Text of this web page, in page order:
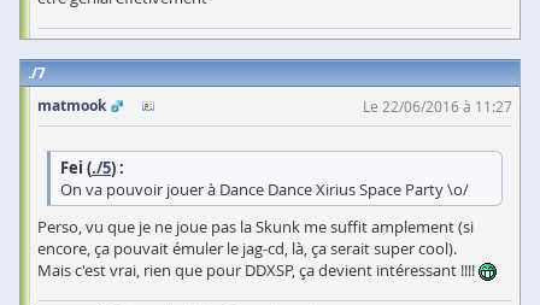
7
matmook
Le 22/06/2016 à 11:27
Fei (./5) :
On va pouvoir jouer à Dance Dance Xirius Space Party \o/
Perso, vu que je ne joue pas la Skunk me suffit amplement (si
encore, ça pouvait émuler le jag-cd, là, ça serait super cool).
Mais c'est vrai, rien que pour DDXSP, ça devient intéressant !!!!